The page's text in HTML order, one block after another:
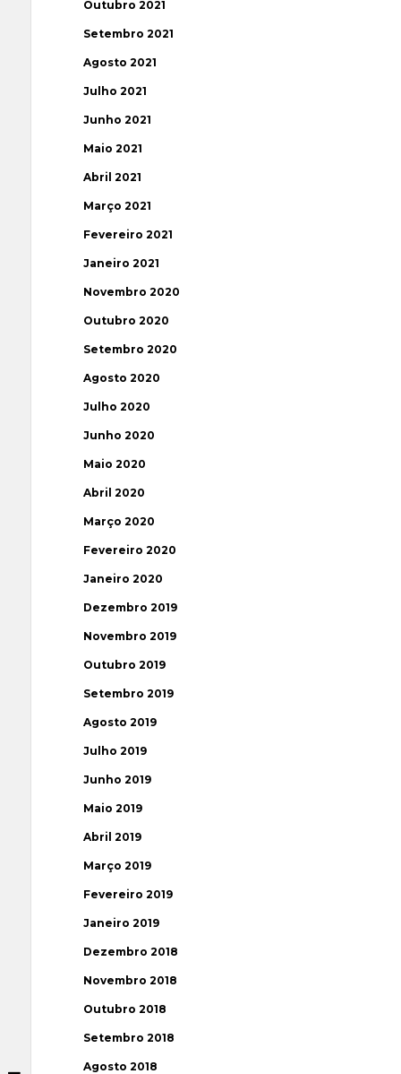
Outubro 2021
Setembro 2021
Agosto 2021
Julho 2021
Junho 2021
Maio 2021
Abril 2021
Março 2021
Fevereiro 2021
Janeiro 2021
Novembro 2020
Outubro 2020
Setembro 2020
Agosto 2020
Julho 2020
Junho 2020
Maio 2020
Abril 2020
Março 2020
Fevereiro 2020
Janeiro 2020
Dezembro 2019
Novembro 2019
Outubro 2019
Setembro 2019
Agosto 2019
Julho 2019
Junho 2019
Maio 2019
Abril 2019
Março 2019
Fevereiro 2019
Janeiro 2019
Dezembro 2018
Novembro 2018
Outubro 2018
Setembro 2018
Agosto 2018